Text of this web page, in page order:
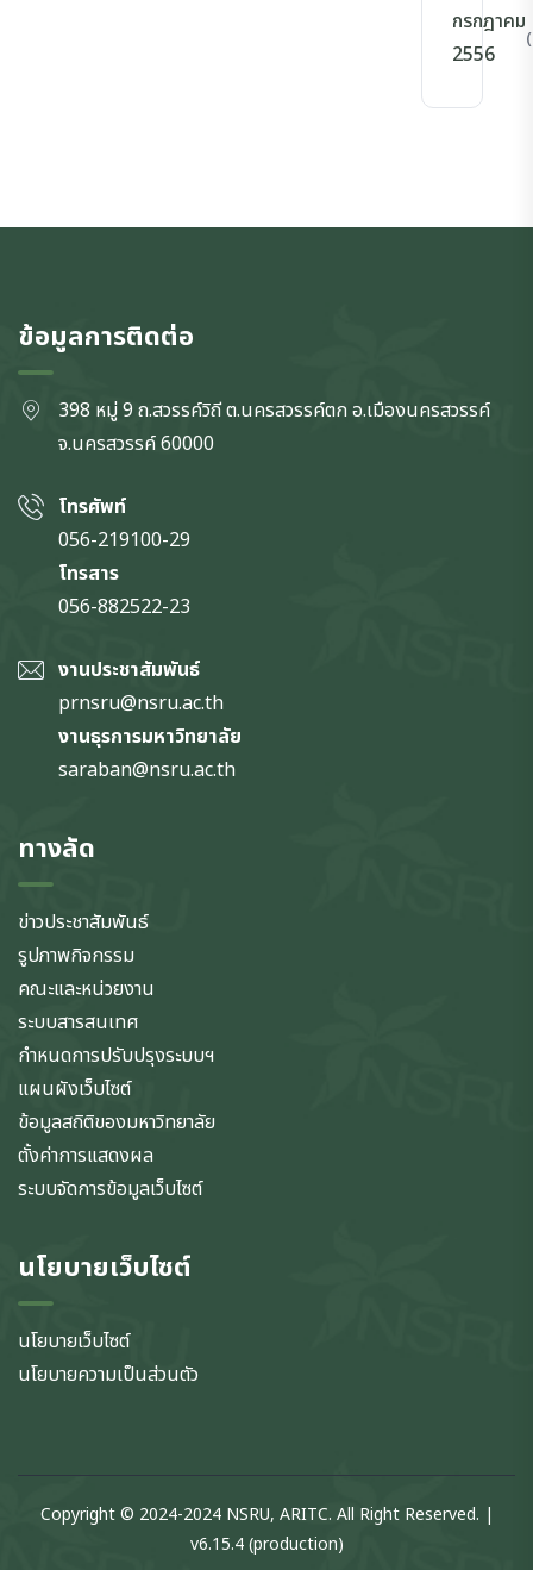
กรกฎาคม
2556
ข้อมูลการติดต่อ
398 หมู่ 9 ถ.สวรรค์วิถี ต.นครสวรรค์ตก อ.เมืองนครสวรรค์
จ.นครสวรรค์60000
โทรศัพท์
056-219100-29
โทรสาร
056-882522-23
งานประชาสัมพันธ์
prnsru@nsru.ac.th
งานธุรการมหาวิทยาลัย
saraban@nsru.ac.th
ทางลัด
ข่าวประชาสัมพันธ์
รูปภาพกิจกรรม
คณะและหน่วยงาน
ระบบสารสนเทศ
กำหนดการปรับปรุงระบบฯ
แผนผังเว็บไซต์
ข้อมูลสถิติของมหาวิทยาลัย
ตั้งค่าการแสดงผล
ระบบจัดการข้อมูลเว็บไซต์
นโยบายเว็บไซต์
นโยบายเว็บไซต์
นโยบายความเป็นส่วนตัว
Copyright © 2024-2024 NSRU, ARITC. All Right Reserved. |
v6.15.4 (production)